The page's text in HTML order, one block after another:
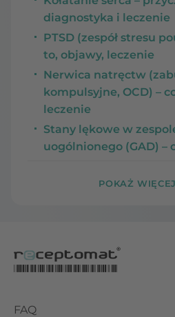
diagnostyka i leczenie
PTSD (zespół stresu
to, objawy, leczenie
Nerwica natręctw
kompulsyjne, OCD) –
leczenie
Stany lękowe w
uogólnionego (GAD) –
FAQ